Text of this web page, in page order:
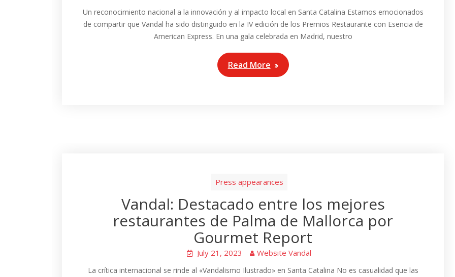
Un reconocimiento nacional a la innovación y al impacto local en Santa Catalina Estamos emocionados
de compartir que Vandal ha sido distinguido en la IV edición de los Premios Restaurante con Esencia de
American Express. En una gala celebrada en Madrid, nuestro
Read More
Press appearances
Vandal: Destacado entre los mejores
restaurantes de Palma de Mallorca por
Gourmet Report
July 21, 2023 Website Vandal
La crítica internacional se rinde al «Vandalismo Ilustrado» en Santa Catalina No es casualidad que las